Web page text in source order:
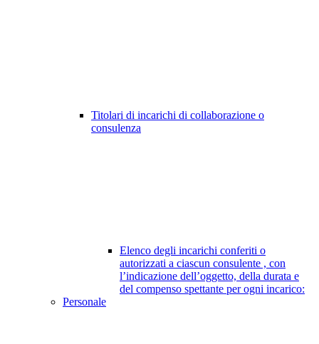
Titolari di incarichi di collaborazione o
consulenza
Elenco degli incarichi conferiti o
autorizzati a ciascun consulente , con
l’indicazione dell’oggetto, della durata e
del compenso spettante per ogni incarico:
Personale